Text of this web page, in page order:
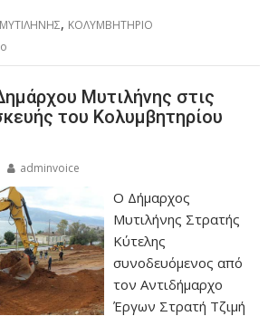
, ΚΟΛΥΜΒΗΤΗΡΙΟ
Μυτιλήνης στις
του Κολυμβητηρίου
adminvoice
Ο Δήμαρχος
Μυτιλήνης Στρατής
Κύτελης
συνοδευόμενος από
τον Αντιδήμαρχο
Έργων Στρατή Τζιμή